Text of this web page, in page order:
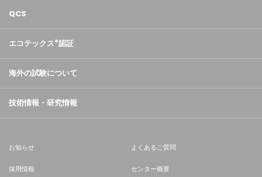
QCS
エコテックス®認証
海外の試験について
技術情報・研究情報
お知らせ よくあるご質問
採用情報 センター概要